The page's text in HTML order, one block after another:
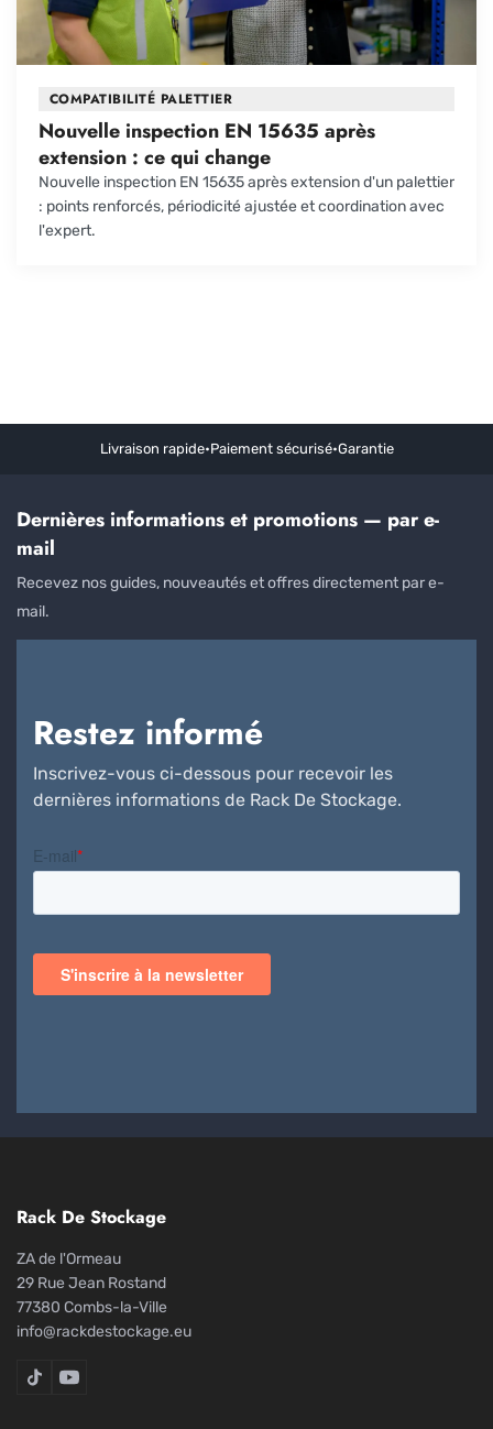
COMPATIBILITÉ PALETTIER
Nouvelle inspection EN 15635 après
extension : ce qui change
Nouvelle inspection EN 15635 après extension d'un palettier
: points renforcés, périodicité ajustée et coordination avec
l'expert.
Livraison rapide•Paiement sécurisé•Garantie
Dernières informations et promotions — par e-
mail
Recevez nos guides, nouveautés et offres directement par e-
mail.
Restez informé
Inscrivez-vous ci-dessous pour recevoir les
dernières informations de Rack De Stockage.
Rack De Stockage
ZA de l'Ormeau
29 Rue Jean Rostand
77380 Combs-la-Ville
info@rackdestockage.eu
Rack De Stockage sur TikTok
Rack De Stockage sur YouTube